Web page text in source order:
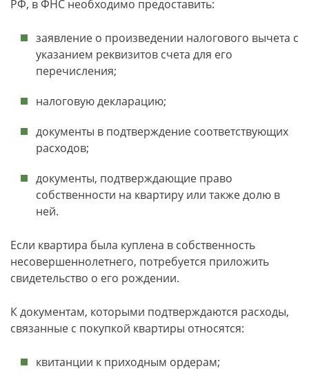
РФ, в ФНС необходимо предоставить:
заявление о произведении налогового вычета с
указанием реквизитов счета для его
перечисления;
налоговую декларацию;
документы в подтверждение соответствующих
расходов;
документы, подтверждающие право
собственности на квартиру или также долю в
ней.
Если квартира была куплена в собственность
несовершеннолетнего, потребуется приложить
свидетельство о его рождении.
К документам, которыми подтверждаются расходы,
связанные с покупкой квартиры относятся:
квитанции к приходным ордерам;